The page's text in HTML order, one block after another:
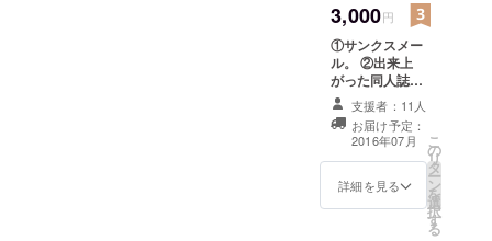
3,000円
①サンクスメー
ル。 ②出来上
がった同人誌を
三冊進呈。 ③同
人誌で掲載のイ
ラストポスト
カード三枚進
呈。
支援者：11人
お届け予定：
2016年07月
詳細を見る
こ
の
リ
タ
ー
ン
を
選
択
す
る